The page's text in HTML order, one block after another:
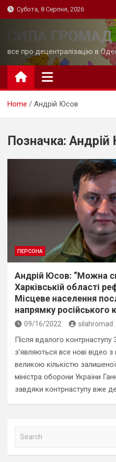
Skip
to
Субота, 8 Серпня, 2026
СИЛА ГРОМАД
все про децентралізацію в
Home Андрій Юсов
Позначка: Андрій
ПЕРСОНА
Андрій Юсов: “Можна
Харківській області
Місцеве населення
напрямку російського
09/16/2022 silahromad
Після вдалого контрнаступу
з’являються все нові відео
великою кількістю
міністра оборони України
завдяки контрнаступу вже
a